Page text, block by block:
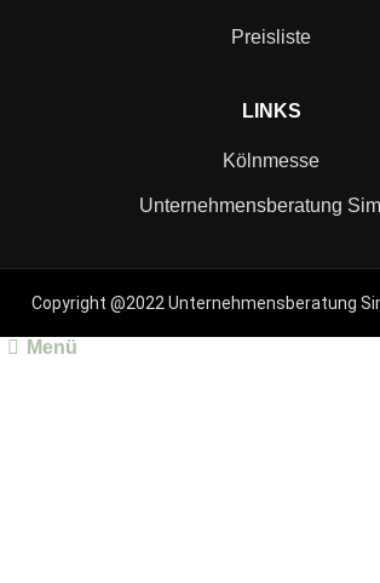
Preisliste
LINKS
Kölnmesse
Unternehmensberatung
Copyright @2022 Unternehmensberatung
Menü